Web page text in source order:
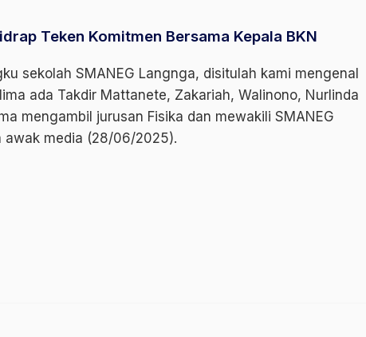
Teken Komitmen Bersama Kepala BKN
sekolah SMANEG Langnga, disitulah kami mengenal
ada Takdir Mattanete, Zakariah, Walinono, Nurlinda
mengambil jurusan Fisika dan mewakili SMANEG
awak media (28/06/2025).